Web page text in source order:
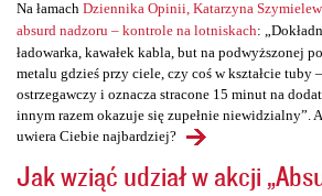
Na łamach Dziennika Opinii, Katarzyna
absurd nadzoru – kontrole na lotniskach:
ładowarka, kawałek kabla, but na podwyższonej
metalu gdzieś przy ciele, czy coś w kształcie tuby
ostrzegawczy i oznacza stracone 15 minut na
innym razem okazuje się zupełnie niewidzialny”.
uwiera Ciebie najbardziej?
Jak wziąć udział w akcji